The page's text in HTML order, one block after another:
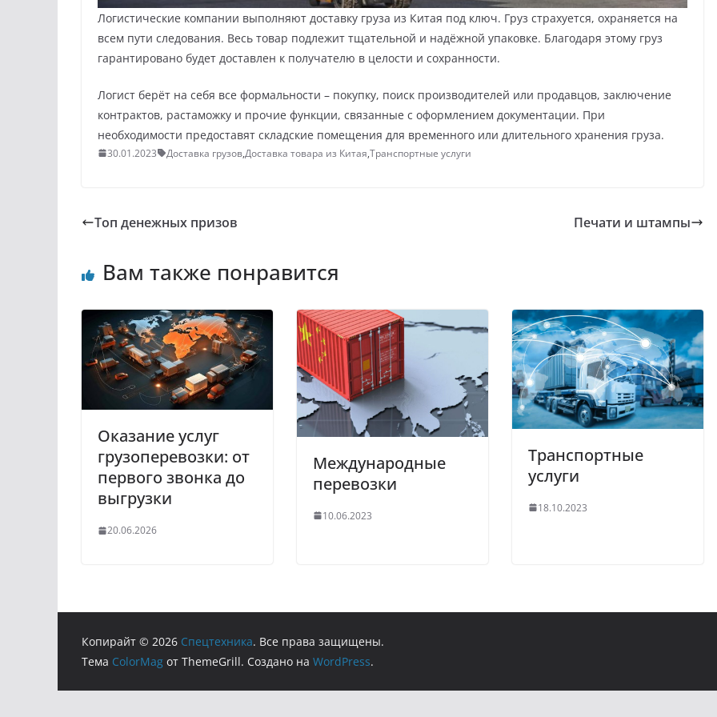
Логистические компании выполняют доставку груза из Китая под ключ. Груз страхуется, охраняется на
всем пути следования. Весь товар подлежит тщательной и надёжной упаковке. Благодаря этому груз
гарантировано будет доставлен к получателю в целости и сохранности.
Логист берёт на себя все формальности – покупку, поиск производителей или продавцов, заключение
контрактов, растаможку и прочие функции, связанные с оформлением документации. При
необходимости предоставят складские помещения для временного или длительного хранения груза.
30.01.2023 Доставка грузов,Доставка товара из Китая,Транспортные услуги
Топ денежных призов Печати и штампы
Вам также понравится
Оказание услуг
грузоперевозки: от
первого звонка до
выгрузки
20.06.2026
Международные
перевозки
10.06.2023
Транспортные
услуги
18.10.2023
Копирайт © 2026 Cпецтехника. Все права защищены.
Тема ColorMag от ThemeGrill. Создано на WordPress.